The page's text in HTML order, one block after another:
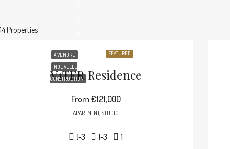
Properties
FEATURED
À VENDRE
NOUVELLE
CONSTRUCTION
V1TER Residence
From€121,000
APARTMENT, STUDIO
1-3 1-3 1